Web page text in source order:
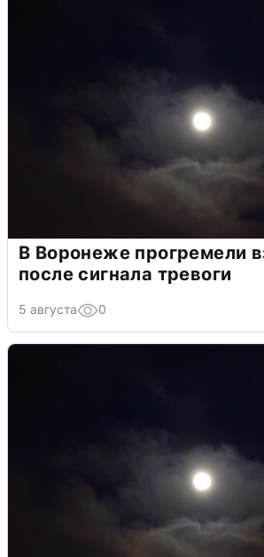
В Воронеже прогремели
после сигнала тревоги
5 августа 0